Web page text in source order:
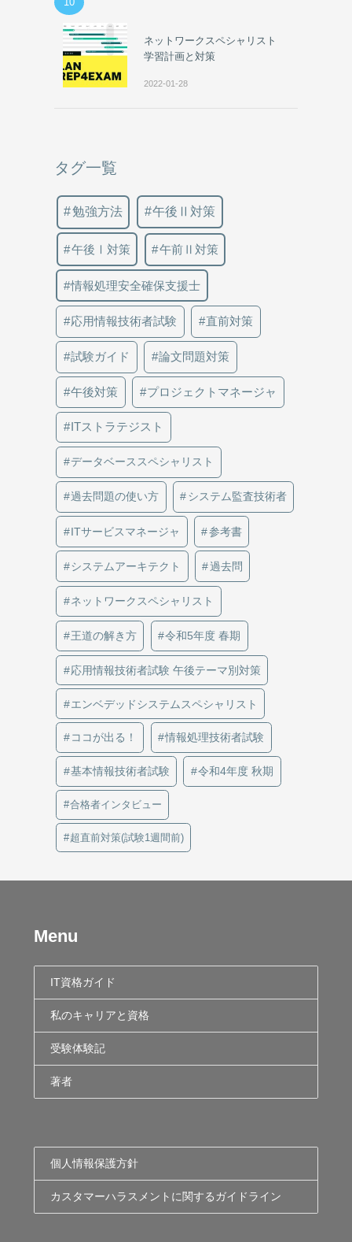
ネットワークスペシャリスト
学習計画と対策
2022-01-28
タグ一覧
勉強方法 午後Ⅱ対策
午後Ⅰ対策 午前Ⅱ対策
情報処理安全確保支援士
応用情報技術者試験 直前対策
試験ガイド 論文問題対策
午後対策 プロジェクトマネージャ
ITストラテジスト
データベーススペシャリスト
過去問題の使い方 システム監査技術者
ITサービスマネージャ 参考書
システムアーキテクト 過去問
ネットワークスペシャリスト
王道の解き方 令和5年度 春期
応用情報技術者試験 午後テーマ別対策
エンベデッドシステムスペシャリスト
ココが出る！ 情報処理技術者試験
基本情報技術者試験 令和4年度 秋期
合格者インタビュー
超直前対策(試験1週間前)
Menu
IT資格ガイド
私のキャリアと資格
受験体験記
著者
個人情報保護方針
カスタマーハラスメントに関するガイドライン